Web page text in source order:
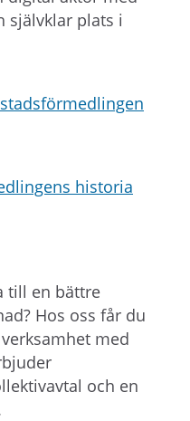
självklar plats i
historia
till en bättre
Hos oss får du
med
och en